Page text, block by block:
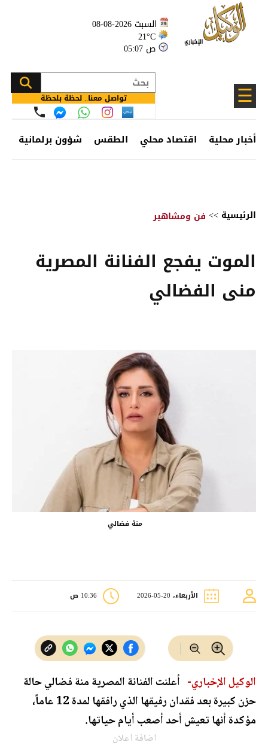
السبت 2026-08-08
21°C
05:07 ص
☰ تواصل معنا.. لحظة بلحظة
أخبار محلية اقتصاد محلي الطقس شؤون برلمانية
الرئيسية >> فن ومشاهير
الموت يفجع الفنانة المصرية
منى الفضالي
منة فضالي
الأربعاء، 20-05-2026 10:36 ص
الوكيل الإخباري- أعلنت الفنانة المصرية منة فضالي حالة
حزن كبيرة بعد فقدان رفيقها الذي رافقها لمدة 12 عاماً،
مؤكدة أنها تعيش أحد أصعب أيام حياتها.
اضافة اعلان